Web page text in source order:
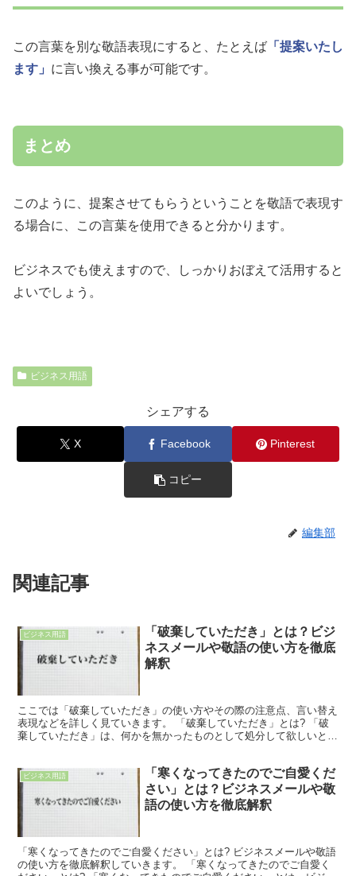
この言葉を別な敬語表現にすると、たとえば 「提案いたし
ます」 に言い換える事が可能です。
まとめ
このように、提案させてもらうということを敬語で表現す
る場合に、この言葉を使用できると分かります。
ビジネスでも使えますので、しっかりおぼえて活用すると
よいでしょう。
ビジネス用語
シェアする
X Facebook Pinterest
コピー
編集部
関連記事
ビジネス用語
「破棄していただき」とは？ビジ
ネスメールや敬語の使い方を徹底
解釈
ここでは「破棄していただき」の使い方やその際の注意点、言い替え
表現などを詳しく見ていきます。 「破棄していただき」とは? 「破
棄していただき」は、何かを無かったものとして処分して欲しいとい
ビジネス用語
「寒くなってきたのでご自愛くだ
さい」とは？ビジネスメールや敬
語の使い方を徹底解釈
「寒くなってきたのでご自愛ください」とは? ビジネスメールや敬語
の使い方を徹底解釈していきます。 「寒くなってきたのでご自愛く